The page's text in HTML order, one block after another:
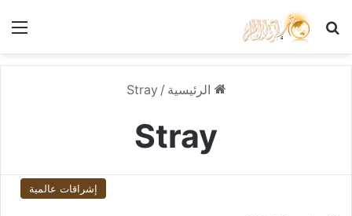
بحث عن
الرئيسية /
Stray
Stray
إشراقات عالمية